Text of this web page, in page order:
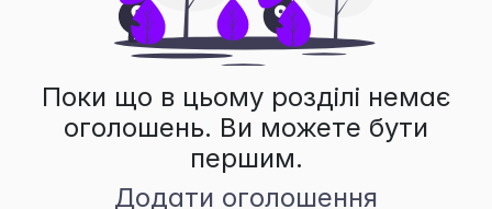
Поки що в цьому розділі немає
оголошень. Ви можете бути
першим.
Додати оголошення